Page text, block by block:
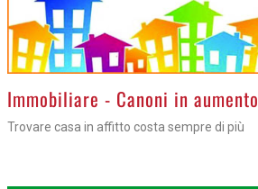
>Immobiliare - Canoni in aumento
Trovare casa in affitto costa sempre di più